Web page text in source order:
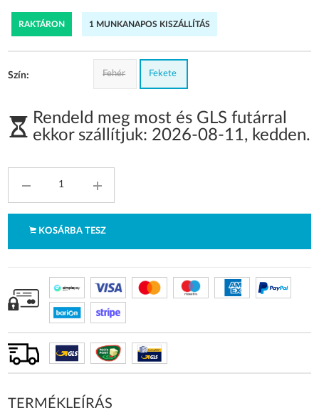
RAKTÁRON 1 MUNKANAPOS KISZÁLLÍTÁS
Szín: Fehér Fekete
Rendeld meg most és GLS futárral
ekkor szállítjuk: 2026-08-11, kedden.
KOSÁRBA TESZ
TERMÉKLEÍRÁS